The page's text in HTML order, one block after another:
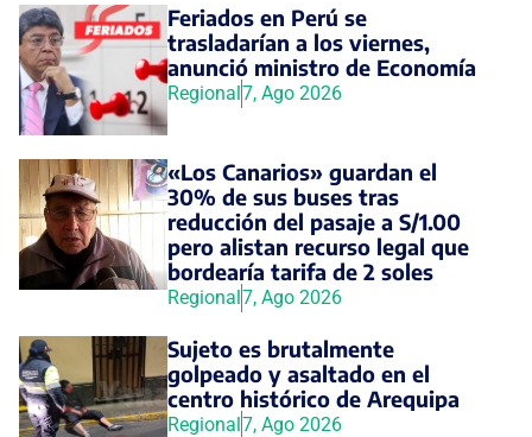
Feriados en Perú se
trasladarían a los viernes,
anunció ministro de Economía
Regional7, Ago 2026
«Los Canarios» guardan el
30% de sus buses tras
reducción del pasaje a S/1.00
pero alistan recurso legal que
bordearía tarifa de 2 soles
Regional7, Ago 2026
Sujeto es brutalmente
golpeado y asaltado en el
centro histórico de Arequipa
Regional7, Ago 2026